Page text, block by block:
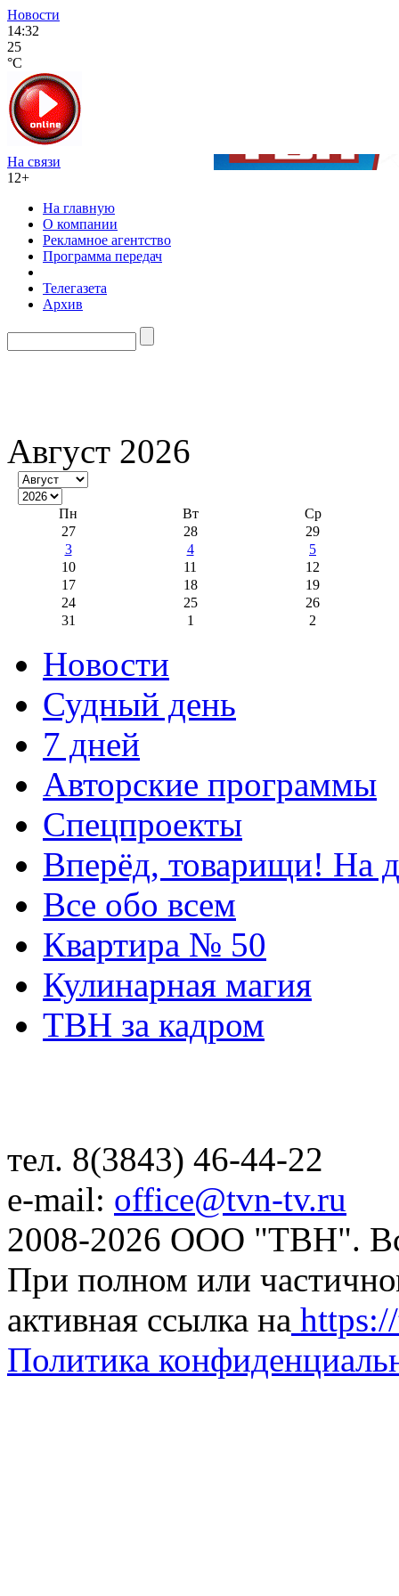
Новости
14:32
25
°C
На связи
12+
На главную
О компании
Рекламное агентство
Программа передач
Телегазета
Архив
Август 2026
Пн Вт
Ср
27
28
29
3
4
5
10
11
12
17
18
19
24
25
26
31
1 2
Новости
Судный день
7 дней
Авторские программы
Спецпроекты
Вперёд, товарищи! На
Все обо всем
Квартира № 50
Кулинарная магия
ТВН за кадром
тел. 8(3843) 46-44-22
e-mail: office@tvn-tv.ru
2008-2026 ООО "ТВН".
При полном или
активная ссылка на
Политика